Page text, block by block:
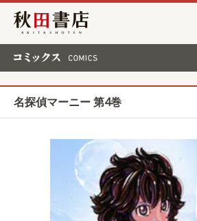
秋田書店
名探偵マーニー 第4巻